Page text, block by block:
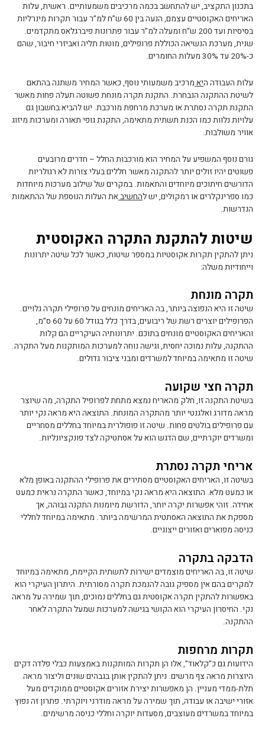
בתכנון התקציב, יש להתחשב בכמה מרכיבים משמעותיים. ראשית, עלות
האריחים האקוסטיים עצמם, הנעה בין 60 ש”ח למ”ר עבור תקרות מינרליות
בסיסיות ועד 200 ש”ח ומעלה למ”ר עבור פתרונות פיברגלאס מתקדמים.
שנית, מערכת הנשיאה הכוללת פרופילים, מוטות תליה ואביזרי חיבור, שהם
כ-20% עד 30% מעלות החומרים.
עלות העבודה היא מרכיב משמעותי נוסף, כאשר המחיר משתנה בהתאם
לשיטת ההתקנה הנבחרת. התקנת תקרה מונחת פשוטה תעלה פחות מאשר
התקנת תקרה נסתרת או מערכת מרחפת מורכבת. יש להביא בחשבון גם
עלויות נלוות כמו הכנת תשתית מתאימה, התקנת גופי תאורה ומערכות מיזוג
אוויר משולבות.
גורם נוסף המשפיע על המחיר הוא מורכבות החלל – חדרים מרובעים
פשוטים יהיו זולים יותר להתקנה מאשר חללים בעלי צורות לא רגולריות
הדורשים חיתוכים מיוחדים והתאמות. במקרים של שילוב מערכות מיוחדות
כמו ספרינקלרים או רמקולים, יש להחשיבאת העלות הנוספת של ההתאמות
הנדרשות.
שיטות להתקנת התקרה האקוסטית
ניתן להתקין תקרות אקוסטיות במספר שיטות, כאשר לכל שיטה יתרונות
וייחודיות משלה:
תקרה מונחת
שיטה זו היא הנפוצה ביותר, בה האריחים מונחים על פרופילי תקרה גלויים.
הפרופילים יוצרים רשת של ריבועים, בדרך כלל בגודל 60 על 60 ס”מ,
והאריחים האקוסטיים מונחים בתוכם. יתרונותיה העיקריים הם קלות
ההתקנה, עלות נמוכה יחסית, וגישה נוחה למערכות המותקנות מעל התקרה.
שיטה זו מתאימה במיוחד למשרדים ומבני ציבור גדולים.
תקרה חצי שקועה
בשיטת התקנה זו, חלק מהאריח נמצא מתחת לפרופיל התקרה, מה שיוצר
מראה מדורג ואלגנטי יותר מהתקרה המונחת. התוצאה היא מראה נקי יותר
עם פרופילים בולטים פחות. שיטה זו פופולרית במיוחד בחללים מסחריים
ומשרדים יוקרתיים, שם הדגש הוא על אסתטיקה לצד פונקציונליות.
אריחי תקרה נסתרת
בשיטה זו, האריחים האקוסטיים מסתירים את פרופילי ההתקנה באופן מלא
או כמעט מלא. התוצאה היא מראה נקי במיוחד, כאשר התקרה נראית כמעט
אחידה. זוהי אפשרות יקרה יותר, הדורשת מיומנות התקנה גבוהה, אך
מספקת את התוצאה האסתטית המרשימה ביותר. מתאימה במיוחד לחללי
כניסה מפוארים ואזורים ייצוגיים.
הדבקה בתקרה
שיטה זו, בה האריחים מוצמדים ישירות לתשתית הקיימת, מתאימה במיוחד
למקרים בהם אין מספיק גובה להנמכת תקרה מסורתית. היתרון העיקרי הוא
באפשרות להתקין תקרה אקוסטית גם בחללים נמוכים, תוך שמירה על מראה
נקי. החיסרון העיקרי הוא הקושי בגישה למערכות שמעל התקרה לאחר
ההתקנה.
תקרות מרחפות
הידועות גם כ”קלאוד”, אלו הן תקרות המותקנות באמצעות כבלי פלדה דקים
היוצרות מראה צף מרשים. ניתן להתקין אותן בגבהים שונים וליצור מראה
תלת-ממדי מעניין. הן מאפשרות יצירת אזורים אקוסטיים ממוקדים מעל
אזורי ישיבה או עבודה, תוך שמירה על מראה מודרני ויוקרתי. פתרון זה נפוץ
במיוחד במשרדים מעוצבים, מסעדות יוקרה וחללי כניסה מרשימים.